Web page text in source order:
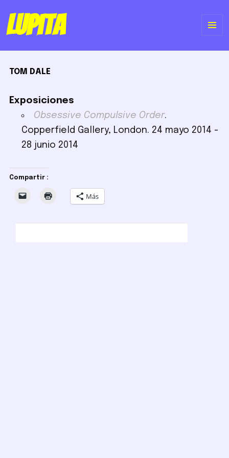
Lupita
TOM DALE
Exposiciones
Obsessive Compulsive Order.
Copperfield Gallery, London. 24 mayo 2014 -
28 junio 2014
Compartir :
Más